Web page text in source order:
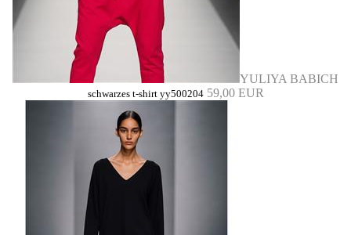
YULIYA BABICH
schwarzes t-shirt yy500204 59,00 EUR